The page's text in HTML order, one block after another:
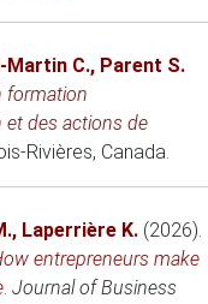
Martin C., Parent S.
formation
et des actions de
Rivières, Canada.
, Laperrière K. (2026).
entrepreneurs make
. Journal of Business